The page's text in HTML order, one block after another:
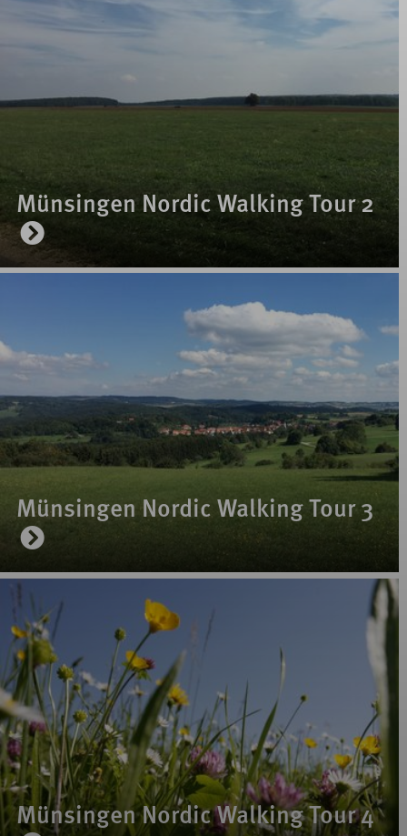
Münsingen Nordic Walking Tour 2
Münsingen Nordic Walking Tour 3
Münsingen Nordic Walking Tour 4